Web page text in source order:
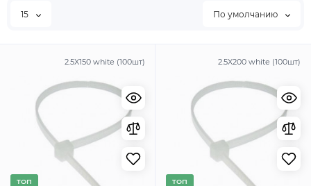
15 По умолчанию
2.5X150 white (100шт)
TОП
2.5X200 white (100шт)
TОП